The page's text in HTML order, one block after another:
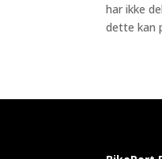
har ikke
dette kan